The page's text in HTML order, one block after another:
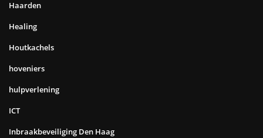
Haarden
Healing
Houtkachels
hoveniers
hulpverlening
ICT
Inbraakbeveiliging Den Haag